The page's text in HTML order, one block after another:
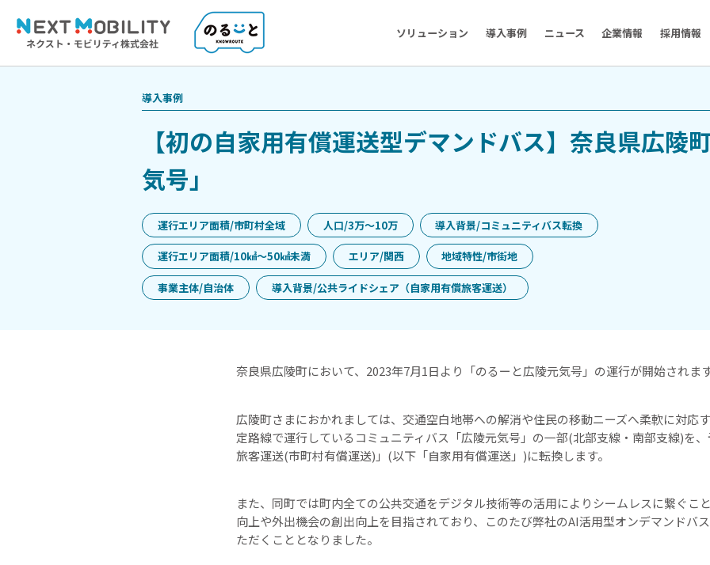
ソリューション 導入事例 ニュース 企業情報 採用情報
導入事例
【初の自家用有償運送型デマンドバス】奈良県広陵
気号」
運行エリア面積/市町村全域 人口/3万〜10万 導入背景/コミュニティバス転換
運行エリア面積/10㎢〜50㎢未満 エリア/関西 地域特性/市街地
事業主体/自治体 導入背景/公共ライドシェア（自家用有償旅客運送）
奈良県広陵町において、2023年7月1日より「のるーと広陵元気号」の運行が開始されま
広陵町さまにおかれましては、交通空白地帯への解消や住民の移動ニーズへ柔軟に対応
定路線で運行しているコミュニティバス「広陵元気号」の一部(北部支線・南部支線)を
旅客運送(市町村有償運送)」(以下「自家用有償運送」)に転換します。
また、同町では町内全ての公共交通をデジタル技術等の活用によりシームレスに繋ぐこ
向上や外出機会の創出向上を目指されており、このたび弊社のAI活用型オンデマンドバ
ただくこととなりました。